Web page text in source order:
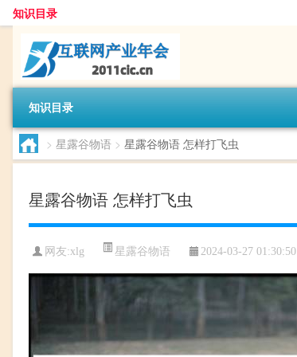
知识目录
知识目录
> 星露谷物语 > 星露谷物语 怎样打飞虫
星露谷物语 怎样打飞虫
网友:xlg 星露谷物语 2024-03-27 01:30:50